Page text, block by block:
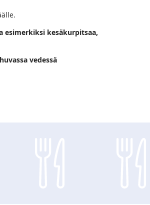
esimerkiksi kesäkurpitsaa,
vedessä